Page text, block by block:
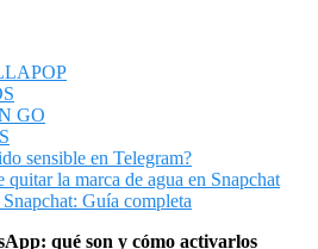
GO
sensible en Telegram?
quitar la marca de agua en Snapchat
Guía completa
qué son y cómo activarlos